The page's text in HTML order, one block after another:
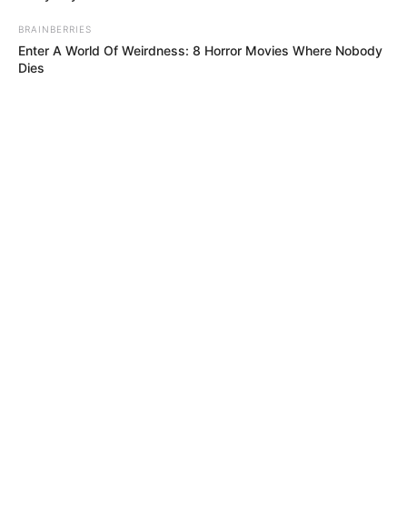
TEMAS DESTACADOS
BRAINBERRIES
Enter A World Of Weirdness: 8 Horror Movies Where Nobody
Dies